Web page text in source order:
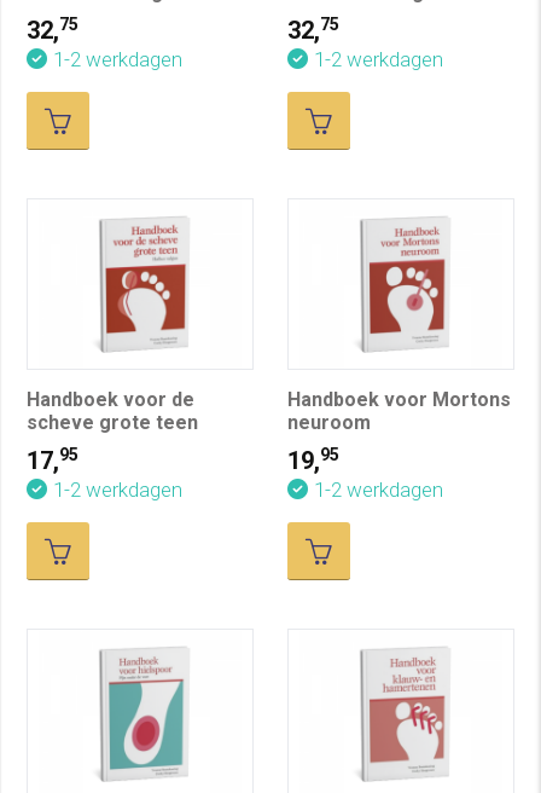
Limitus/Rigidus
32,75
1-2 werkdagen
Bunion
32,75
1-2 werkdagen
Handboek voor de
scheve grote teen
17,95
1-2 werkdagen
Handboek voor Mortons
neuroom
19,95
1-2 werkdagen